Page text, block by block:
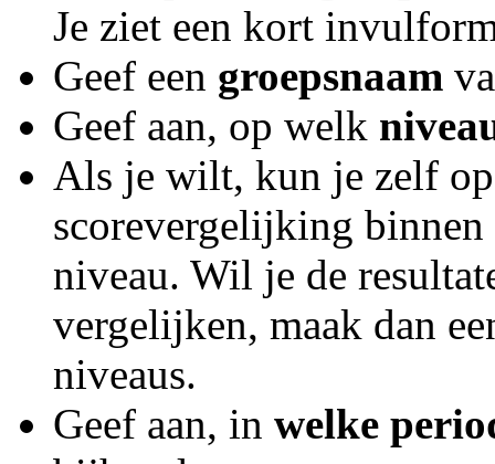
Je ziet een kort
Geef een groepsnaam
Geef aan, op welk
Als je wilt, kun je zelf op
scorevergelijking binnen
niveau. Wil je de
vergelijken, maak dan
niveaus.
Geef aan, in welke